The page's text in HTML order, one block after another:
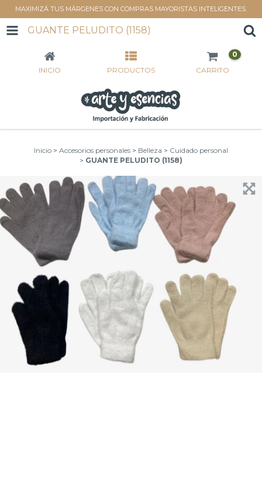
MAXIMIZÁ TUS MÁRGENES CON COMPRAS MAYORISTAS INTELIGENTES.
GUANTE PELUDITO (1158)
INICIO PRODUCTOS CARRITO
0
Inicio > Accesorios personales > Belleza > Cuidado personal
> GUANTE PELUDITO (1158)